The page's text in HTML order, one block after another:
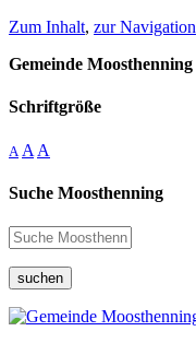
Zum Inhalt, zur Navigation
Gemeinde Moosthenning
Schriftgröße
A A A
Suche Moosthenning
suchen